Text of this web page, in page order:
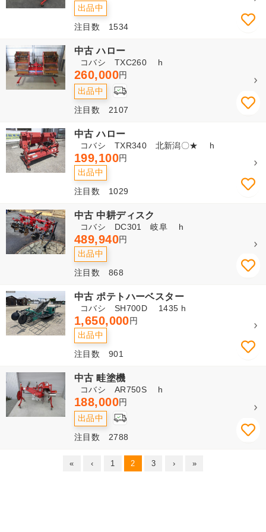
出品中
注目数 1534
中古 ハロー
コバシ TXC260 h
260,000円
出品中
注目数 2107
中古 ハロー
コバシ TXR340 北新潟〇★ h
199,100円
出品中
注目数 1029
中古 中耕ディスク
コバシ DC301 岐阜 h
489,940円
出品中
注目数 868
中古 ポテトハーベスター
コバシ SH700D 1435 h
1,650,000円
出品中
注目数 901
中古 畦塗機
コバシ AR750S h
188,000円
出品中
注目数 2788
« ‹ 1 2 3 › »